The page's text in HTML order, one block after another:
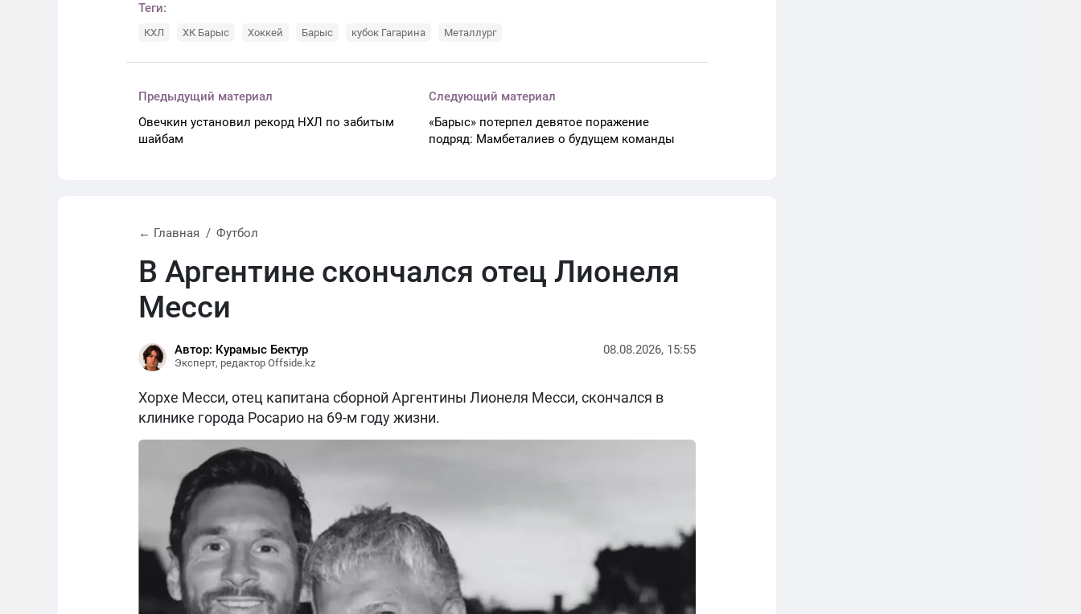
Теги:
КХЛ ХК Барыс Хоккей Барыс кубок Гагарина Металлург
Предыдущий материал
Овечкин установил рекорд НХЛ по забитым
шайбам
Следующий материал
«Барыс» потерпел девятое поражение
подряд: Мамбеталиев о будущем команды
← Главная Футбол
В Аргентине скончался отец Лионеля
Месси
Автор: Курамыс Бектур
Эксперт, редактор Offside.kz
08.08.2026, 15:55
Хорхе Месси, отец капитана сборной Аргентины Лионеля Месси, скончался в
клинике города Росарио на 69-м году жизни.